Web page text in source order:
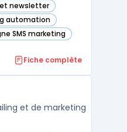
newsletter
catégorie
automation
catégorie
SMS marketing
catégorie
Fiche complète
et de marketing